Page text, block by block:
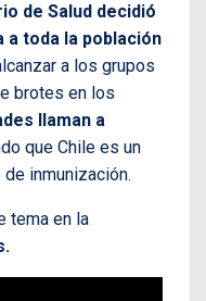
de Salud decidió
a toda la población
a los grupos
brotes en los
llaman a
que Chile es un
inmunización.
tema en la